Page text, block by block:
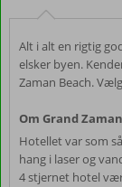
Alt i alt en rigtig
elsker byen.
Zaman Beach.
Om Grand
Hotellet var som
hang i laser og
4 stjernet hotel